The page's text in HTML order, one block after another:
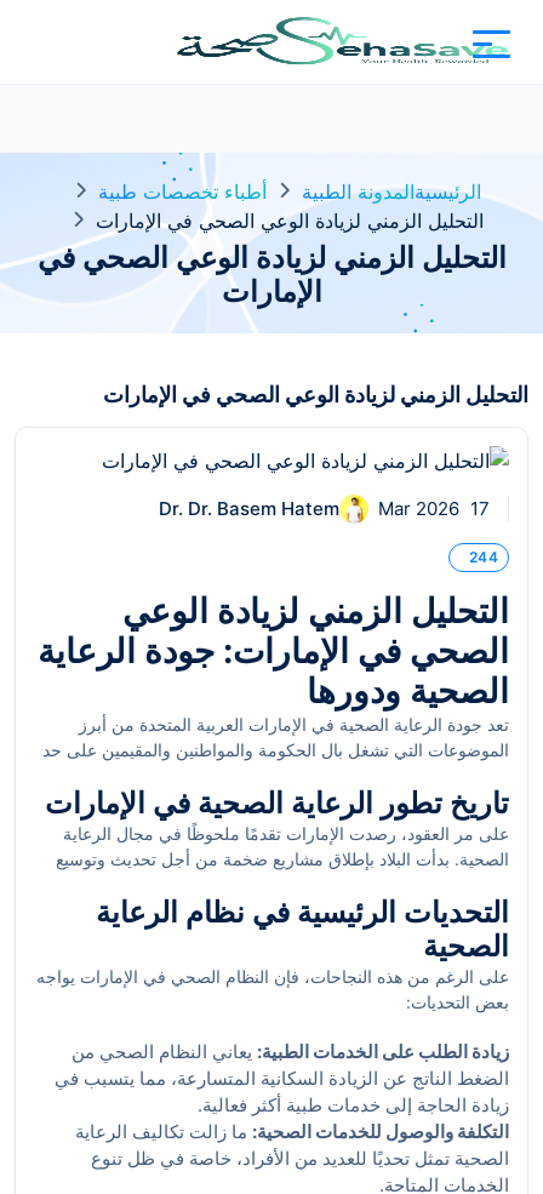
الرئيسيةالمدونة الطبية
أطباء تخصصات طبية
التحليل الزمني لزيادة الوعي الصحي في الإمارات
التحليل الزمني لزيادة الوعي الصحي في
الإمارات
التحليل الزمني لزيادة الوعي الصحي في الإمارات
17 Mar 2026
Dr. Dr. Basem Hatem
244
التحليل الزمني لزيادة الوعي
الصحي في الإمارات: جودة الرعاية
الصحية ودورها
تعد جودة الرعاية الصحية في الإمارات العربية المتحدة من أبرز
الموضوعات التي تشغل بال الحكومة والمواطنين والمقيمين على حد
يُعتبر توفير خدمات صحية عالية الجودة أحد الركائز الأساسية لتحقيق
رفاهية المجتمع. ولذلك، سنقوم في هذا المقال بتحليل كيفية زيادة
الوعي الصحي ودور جودة الرعاية الصحية في تحقيق ذلك.
تاريخ تطور الرعاية الصحية في الإمارات
على مر العقود، رصدت الإمارات تقدمًا ملحوظًا في مجال الرعاية
الصحية. بدأت البلاد بإطلاق مشاريع ضخمة من أجل تحديث وتوسيع
ومع تطور الزمن، تم التركيز على تحسين جودة الرعاية الصحية ورفع
مستوى الوعي الصحي بين المواطنين والمقيمين.
التحديات الرئيسية في نظام الرعاية
الصحية
على الرغم من هذه النجاحات، فإن النظام الصحي في الإمارات يواجه
بعض التحديات:
زيادة الطلب على الخدمات الطبية: يعاني النظام الصحي من
الضغط الناتج عن الزيادة السكانية المتسارعة، مما يتسبب في
زيادة الحاجة إلى خدمات طبية أكثر فعالية.
التكلفة والوصول للخدمات الصحية: ما زالت تكاليف الرعاية
الصحية تمثل تحديًا للعديد من الأفراد، خاصة في ظل تنوع
الخدمات المتاحة.